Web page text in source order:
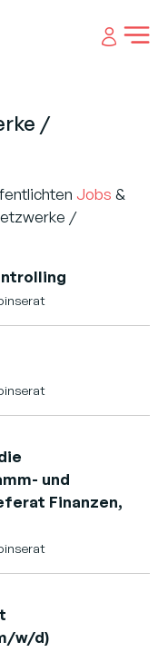
Open
/
Jobs &
/
und
Finanzen,
w/d)